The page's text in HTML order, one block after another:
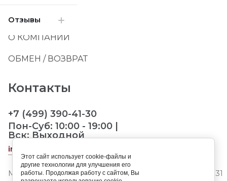
Отзывы
Доставка
О КОМПАНИИ
ОБМЕН / ВОЗВРАТ
Контакты
+7 (499) 390-41-30
Пон-Суб: 10:00 - 19:00 |
Вск: Выходной
info@landorpet.ru
МО, Мытищинский р-н, д.Ховрино, Центральная
Этот сайт использует cookie-файлы и
другие технологии для улучшения его
работы. Продолжая работу с сайтом, Вы